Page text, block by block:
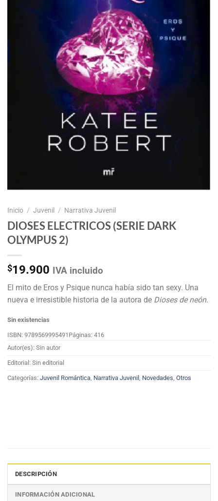
Inicio / Juvenil / Narrativa Juvenil
DIOSES ELECTRICOS (SERIE DARK
OLYMPUS 2)
$19.900 IVA incluido
El mito de Eros y Psique nunca había sido tan sexy. Una
nueva e irresistible historia de la autora de Dioses de neón.
Sin existencias
ISBN: 9789569995491 Páginas: 416
Autor(es): Sin autor
Editorial: Sin editorial
Categorías: Juvenil Romántica Narrativa Juvenil Novedades Otros
DESCRIPCIÓN
INFORMACIÓN ADICIONAL